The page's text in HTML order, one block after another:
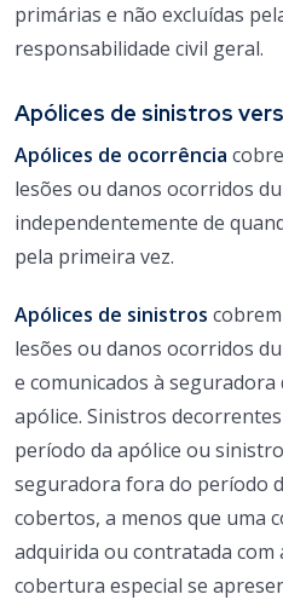
primárias e não excluídas
responsabilidade civil geral.
Apólices de sinistros
Apólices de ocorrência
lesões ou danos ocorridos
independentemente de
pela primeira vez.
Apólices de sinistros
lesões ou danos ocorridos
e comunicados à
apólice. Sinistros
período da apólice ou
seguradora fora do período
cobertos, a menos que uma
adquirida ou contratada com
cobertura especial se